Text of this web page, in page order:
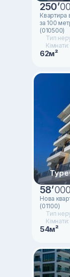
250’
Квартира
за 100
(010500)
Тип
Кімнати:
62м²
58’
Нова
(01100)
Тип
Кімнати:
54м²